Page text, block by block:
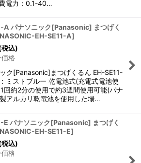
電力：0.1-40…
A パナソニック[Panasonic] まつげく
EH-SE11-A]
税込)
格
ク[Panasonic]まつげくるん EH-SE11-
ミストブルー 乾電池式(充電式電池使
回約2分の使用で約3週間使用可能(パナ
アルカリ乾電池を使用した場…
E パナソニック[Panasonic] まつげく
EH-SE11-E]
税込)
格